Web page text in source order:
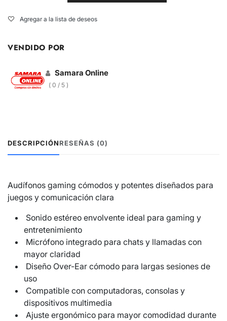
Agregar a la lista de deseos
VENDIDO POR
Samara Online
( 0 / 5 )
DESCRIPCIÓNRESEÑAS (0)
Audífonos gaming cómodos y potentes diseñados para
juegos y comunicación clara
Sonido estéreo envolvente ideal para gaming y
entretenimiento
Micrófono integrado para chats y llamadas con
mayor claridad
Diseño Over-Ear cómodo para largas sesiones de
uso
Compatible con computadoras, consolas y
dispositivos multimedia
Ajuste ergonómico para mayor comodidad durante